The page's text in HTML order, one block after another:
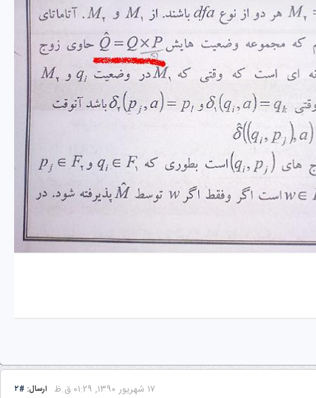
ارسال: #۲ ۱۷ شهریور ۱۳۹۰, ۰۱:۲۹ ق.ظ